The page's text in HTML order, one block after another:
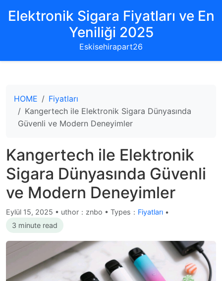
Elektronik Sigara Fiyatları ve En
Yeniliği 2025
Eskisehirapart26
HOME
Fiyatları
Kangertech ile Elektronik Sigara Dünyasında
Güvenli ve Modern Deneyimler
Kangertech ile Elektronik
Sigara Dünyasında Güvenli
ve Modern Deneyimler
Eylül 15, 2025 • uthor：znbo • Types： Fiyatları •
3 minute read